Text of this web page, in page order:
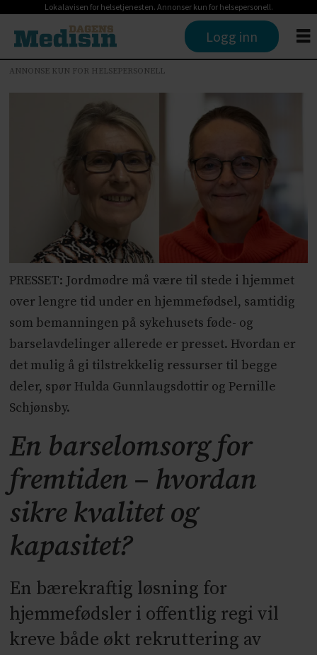
Lokalavisen for helsetjenesten. Annonser kun for helsepersonell.
Logg inn
ANNONSE KUN FOR HELSEPERSONELL
PRESSET: Jordmødre må være til stede i hjemmet
over lengre tid under en hjemmefødsel, samtidig
som bemanningen på sykehusets føde- og
barselavdelinger allerede er presset. Hvordan er
det mulig å gi tilstrekkelig ressurser til begge
deler, spør Hulda Gunnlaugsdottir og Pernille
Schjønsby.
En barselomsorg for
fremtiden – hvordan
sikre kvalitet og
kapasitet?
En bærekraftig løsning for
hjemmefødsler i offentlig regi vil
kreve både økt rekruttering av